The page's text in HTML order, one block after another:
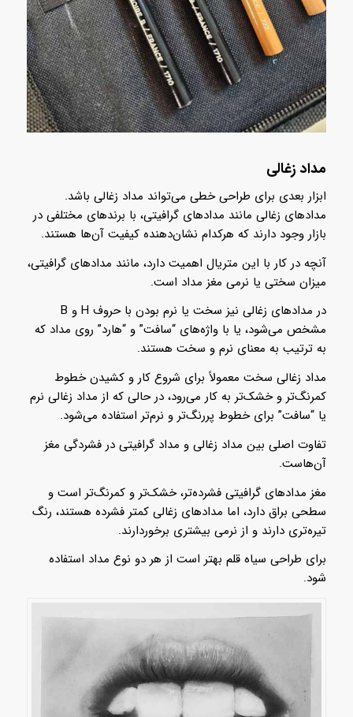
مداد زغالی
ابزار بعدی برای طراحی خطی می‌تواند مداد زغالی باشد.
مدادهای زغالی مانند مدادهای گرافیتی، با برندهای مختلفی در
بازار وجود دارند که هرکدام نشان‌دهنده کیفیت آن‌ها هستند.
آنچه در کار با این متریال اهمیت دارد، مانند مدادهای گرافیتی،
میزان سختی یا نرمی مغز مداد است.
در مدادهای زغالی نیز سخت یا نرم بودن با حروف H و B
مشخص می‌شود، یا با واژه‌های “سافت” و “هارد” روی مداد که
به ترتیب به معنای نرم و سخت هستند.
مداد زغالی سخت معمولاً برای شروع کار و کشیدن خطوط
کمرنگ‌تر و خشک‌تر به کار می‌رود، در حالی که از مداد زغالی نرم
یا “سافت” برای خطوط پررنگ‌تر و نرم‌تر استفاده می‌شود.
تفاوت اصلی بین مداد زغالی و مداد گرافیتی در فشردگی مغز
آن‌هاست.
مغز مدادهای گرافیتی فشرده‌تر، خشک‌تر و کمرنگ‌تر است و
سطحی براق دارد، اما مدادهای زغالی کمتر فشرده هستند، رنگ
تیره‌تری دارند و از نرمی بیشتری برخوردارند.
برای طراحی سیاه قلم بهتر است از هر دو نوع مداد استفاده
شود.